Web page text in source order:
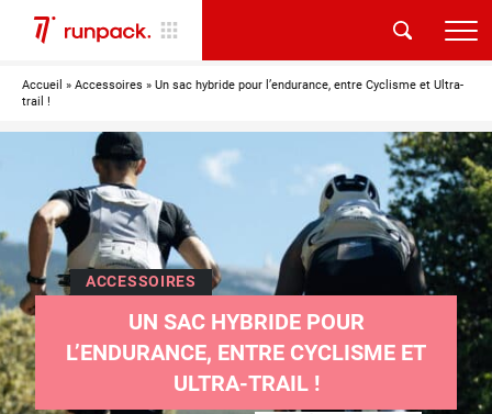
Accueil » Accessoires » Un sac hybride pour l’endurance, entre Cyclisme et Ultra-
trail !
ACCESSOIRES
UN SAC HYBRIDE POUR
L’ENDURANCE, ENTRE CYCLISME ET
ULTRA-TRAIL !